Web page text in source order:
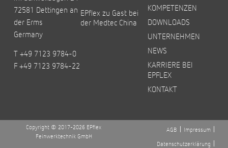
72581 Dettingen an
der Erms
Germany
T +49 7123 9784-0
F +49 7123 9784-22
EPflex zu Gast bei
der Medtec China
KOMPETENZEN
DOWNLOADS
UNTERNEHMEN
NEWS
KARRIERE BEI
EPFLEX
KONTAKT
Copyright © 2017-2026 EPflex
Feinwerktechnik GmbH
AGB
Impressum
Datenschutzerklärung